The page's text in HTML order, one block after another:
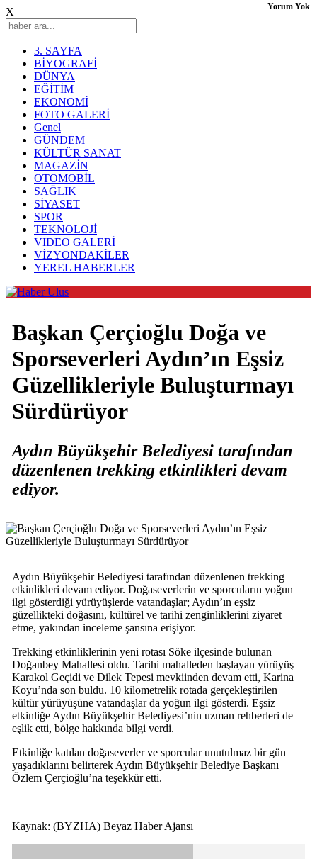
X
3. SAYFA
BİYOGRAFİ
DÜNYA
EĞİTİM
EKONOMİ
FOTO GALERİ
Genel
GÜNDEM
KÜLTÜR SANAT
MAGAZİN
OTOMOBİL
SAĞLIK
SİYASET
SPOR
TEKNOLOJİ
VIDEO GALERİ
VİZYONDAKİLER
YEREL HABERLER
Başkan Çerçioğlu Doğa ve
Sporseverleri Aydın’ın Eşsiz
Güzellikleriyle Buluşturmayı
Sürdürüyor
Aydın Büyükşehir Belediyesi tarafından
düzenlenen trekking etkinlikleri devam
ediyor.
Aydın Büyükşehir Belediyesi tarafından düzenlenen trekking
etkinlikleri devam ediyor. Doğaseverlerin ve sporcuların yoğun
ilgi gösterdiği yürüyüşlerde vatandaşlar; Aydın’ın eşsiz
güzellikteki doğasını, kültürel ve tarihi zenginliklerini ziyaret
etme, yakından inceleme şansına erişiyor.
Trekking etkinliklerinin yeni rotası Söke ilçesinde bulunan
Doğanbey Mahallesi oldu. Tarihi mahalleden başlayan yürüyüş
Karakol Geçidi ve Dilek Tepesi mevkiinden devam etti, Karina
Koyu’nda son buldu. 10 kilometrelik rotada gerçekleştirilen
kültür yürüyüşüne vatandaşlar da yoğun ilgi gösterdi. Eşsiz
etkinliğe Aydın Büyükşehir Belediyesi’nin uzman rehberleri de
eşlik etti, bölge hakkında bilgi verdi.
Etkinliğe katılan doğaseverler ve sporcular unutulmaz bir gün
yaşadıklarını belirterek Aydın Büyükşehir Belediye Başkanı
Özlem Çerçioğlu’na teşekkür etti.
Kaynak: (BYZHA) Beyaz Haber Ajansı
Yorum Yok